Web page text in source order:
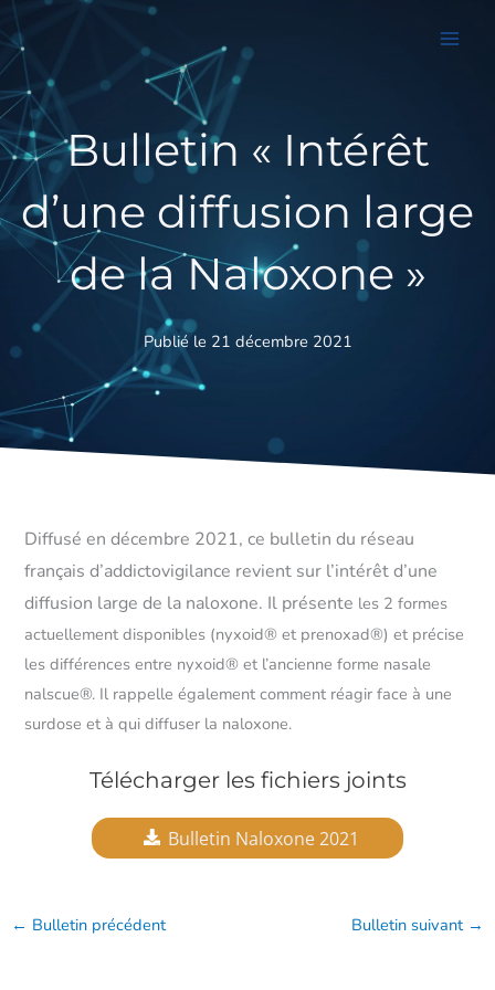
au
contenu
Bulletin « Intérêt
d’une diffusion large
de la Naloxone »
Publié le 21 décembre 2021
Diffusé en décembre 2021, ce bulletin du réseau
français d’addictovigilance revient sur l’intérêt d’une
diffusion large de la naloxone. Il présente les 2 formes
actuellement disponibles (nyxoid® et prenoxad®) et précise
les différences entre nyxoid® et l’ancienne forme nasale
nalscue®. Il rappelle également comment réagir face à une
surdose et à qui diffuser la naloxone.
Télécharger les fichiers joints
Bulletin Naloxone 2021
← Bulletin précédent Bulletin suivant →